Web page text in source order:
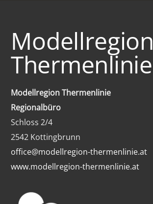
Modellregion
Thermenlinie
Modellregion Thermenlinie
Regionalbüro
Schloss 2/4
2542 Kottingbrunn
office@modellregion-thermenlinie.at
www.modellregion-thermenlinie.at